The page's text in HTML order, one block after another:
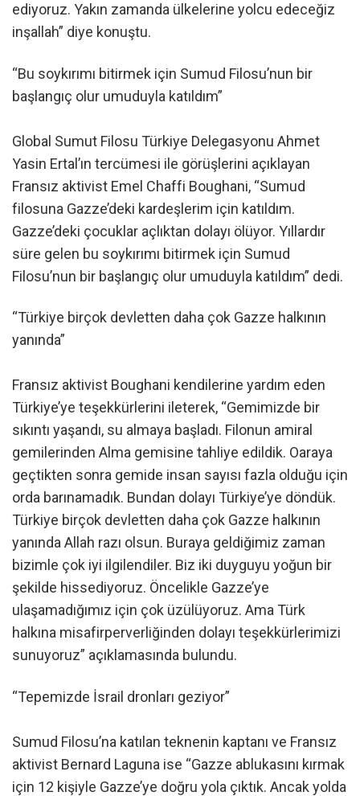
ediyoruz. Yakın zamanda ülkelerine yolcu edeceğiz
inşallah” diye konuştu.
“Bu soykırımı bitirmek için Sumud Filosu’nun bir
başlangıç olur umuduyla katıldım”
Global Sumut Filosu Türkiye Delegasyonu Ahmet
Yasin Ertal’ın tercümesi ile görüşlerini açıklayan
Fransız aktivist Emel Chaffi Boughani, “Sumud
filosuna Gazze’deki kardeşlerim için katıldım.
Gazze’deki çocuklar açlıktan dolayı ölüyor. Yıllardır
süre gelen bu soykırımı bitirmek için Sumud
Filosu’nun bir başlangıç olur umuduyla katıldım” dedi.
“Türkiye birçok devletten daha çok Gazze halkının
yanında”
Fransız aktivist Boughani kendilerine yardım eden
Türkiye’ye teşekkürlerini ileterek, “Gemimizde bir
sıkıntı yaşandı, su almaya başladı. Filonun amiral
gemilerinden Alma gemisine tahliye edildik. Oaraya
geçtikten sonra gemide insan sayısı fazla olduğu için
orda barınamadık. Bundan dolayı Türkiye’ye döndük.
Türkiye birçok devletten daha çok Gazze halkının
yanında Allah razı olsun. Buraya geldiğimiz zaman
bizimle çok iyi ilgilendiler. Biz iki duyguyu yoğun bir
şekilde hissediyoruz. Öncelikle Gazze’ye
ulaşamadığımız için çok üzülüyoruz. Ama Türk
halkına misafirperverliğinden dolayı teşekkürlerimizi
sunuyoruz” açıklamasında bulundu.
“Tepemizde İsrail dronları geziyor”
Sumud Filosu’na katılan teknenin kaptanı ve Fransız
aktivist Bernard Laguna ise “Gazze ablukasını kırmak
için 12 kişiyle Gazze’ye doğru yola çıktık. Ancak yolda